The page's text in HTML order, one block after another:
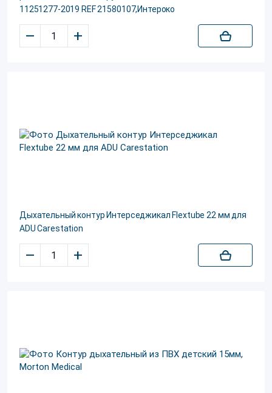
11251277-2019 REF 21580107,Интероко
– +
Дыхательный контур Интерседжикал Flextube 22 мм для
ADU Carestation
– +